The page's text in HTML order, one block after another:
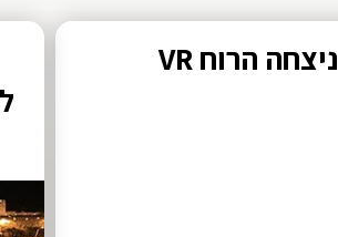
ניצחה הרוח VR